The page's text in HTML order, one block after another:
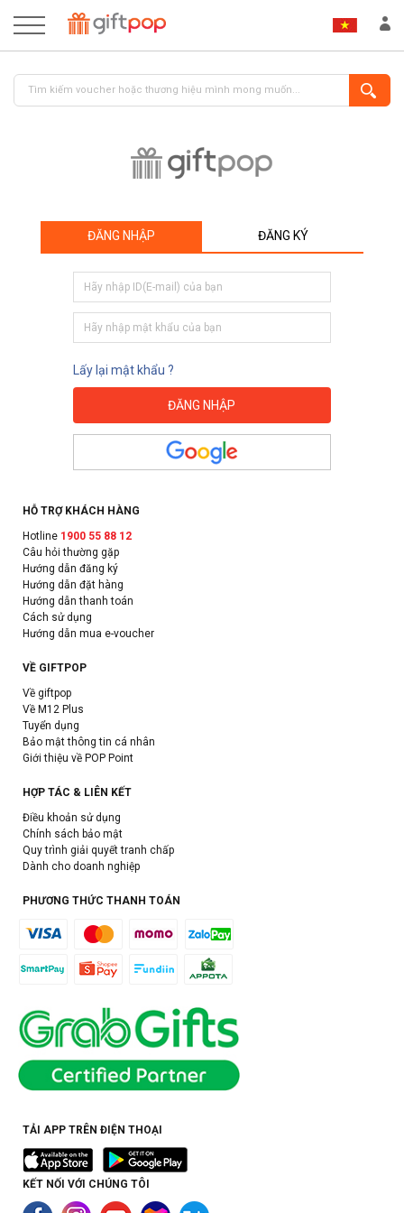
ĐĂNG NHẬP ĐĂNG KÝ
Lấy lại mật khẩu ?
HỖ TRỢ KHÁCH HÀNG
Hotline 1900 55 88 12
Câu hỏi thường gặp
Hướng dẫn đăng ký
Hướng dẫn đặt hàng
Hướng dẫn thanh toán
Cách sử dụng
Hướng dẫn mua e-voucher
VỀ GIFTPOP
Về giftpop
Về M12 Plus
Tuyển dụng
Bảo mật thông tin cá nhân
Giới thiệu về POP Point
HỢP TÁC & LIÊN KẾT
Điều khoản sử dụng
Chính sách bảo mật
Quy trình giải quyết tranh chấp
Dành cho doanh nghiệp
PHƯƠNG THỨC THANH TOÁN
TẢI APP TRÊN ĐIỆN THOẠI
KẾT NỐI VỚI CHÚNG TÔI